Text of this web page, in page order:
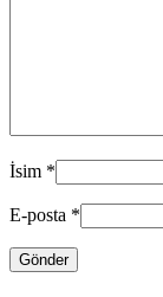
İsim *
E-posta *